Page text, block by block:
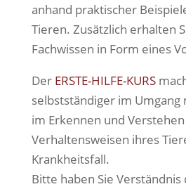
anhand praktischer
Tieren. Zusätzlich erhalten
Fachwissen in Form eines
Der ERSTE-HILFE-KURS
selbstständiger im
im Erkennen und
Verhaltensweisen ihres
Krankheitsfall.
Bitte haben Sie Verständnis